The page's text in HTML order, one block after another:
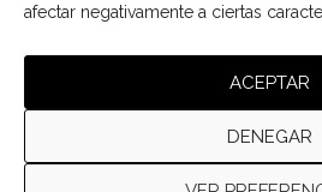
afectar negativamente a ciertas
ACEPTAR
DENEGAR
He leído y acepto los